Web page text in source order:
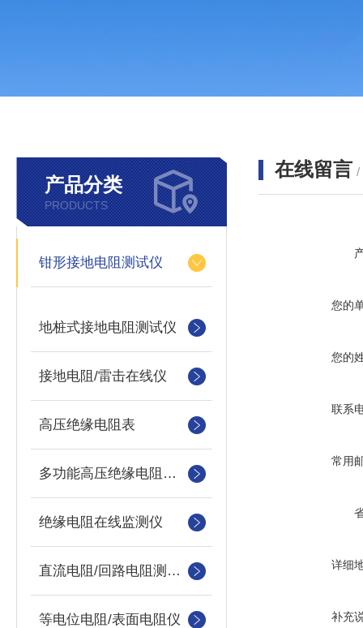
产品分类
PRODUCTS
钳形接地电阻测试仪
地桩式接地电阻测试仪
接地电阻/雷击在线仪
高压绝缘电阻表
多功能高压绝缘电阻测试仪
绝缘电阻在线监测仪
直流电阻/回路电阻测试仪
等电位电阻/表面电阻仪
在线留言 /
您的
您的
联系
常用
详细
补充